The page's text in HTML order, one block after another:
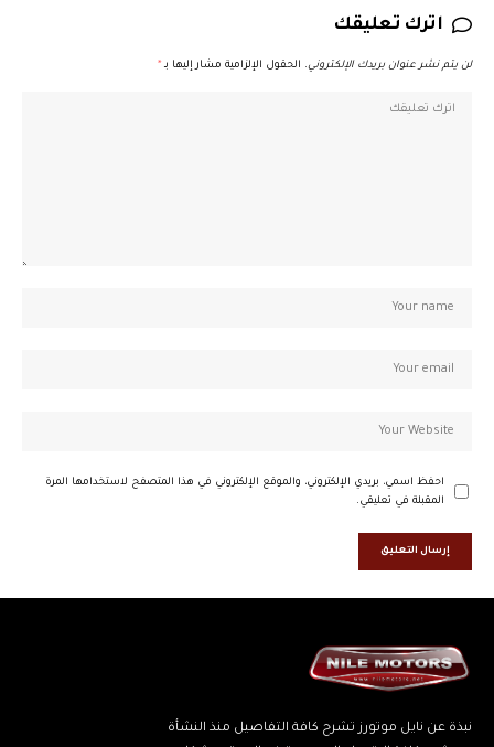
اترك تعليقك
لن يتم نشر عنوان بريدك الإلكتروني. الحقول الإلزامية مشار إليها بـ *
احفظ اسمي، بريدي الإلكتروني، والموقع الإلكتروني في هذا المتصفح لاستخدامها المرة
المقبلة في تعليقي.
نبذة عن نايل موتورز تشرح كافة التفاصيل منذ النشأة